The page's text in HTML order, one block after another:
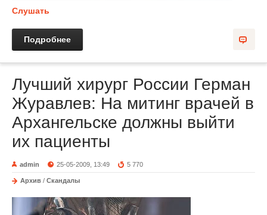
Слушать
Подробнее
Лучший хирург России Герман
Журавлев: На митинг врачей в
Архангельске должны выйти
их пациенты
admin 25-05-2009, 13:49 5 770
Архив / Скандалы